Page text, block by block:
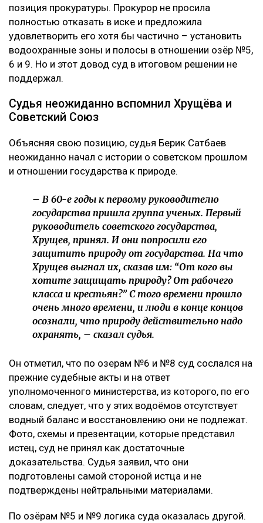
позиция прокуратуры. Прокурор не просила
полностью отказать в иске и предложила
удовлетворить его хотя бы частично – установить
водоохранные зоны и полосы в отношении озёр №5,
6 и 9. Но и этот довод суд в итоговом решении не
поддержал.
Судья неожиданно вспомнил Хрущёва и
Советский Союз
Объясняя свою позицию, судья Берик Сатбаев
неожиданно начал с истории о советском прошлом
и отношении государства к природе.
– В 60-е годы к первому руководителю
государства пришла группа ученых. Первый
руководитель советского государства,
Хрущев, принял. И они попросили его
защитить природу от государства. На что
Хрущев выгнал их, сказав им: “От кого вы
хотите защищать природу? От рабочего
класса и крестьян?” С того времени прошло
очень много времени, и люди в конце концов
осознали, что природу действительно надо
охранять, – сказал судья.
Он отметил, что по озерам №6 и №8 суд сослался на
прежние судебные акты и на ответ
уполномоченного министерства, из которого, по его
словам, следует, что у этих водоёмов отсутствует
водный баланс и восстановлению они не подлежат.
Фото, схемы и презентации, которые представил
истец, суд не принял как достаточные
доказательства. Судья заявил, что они
подготовлены самой стороной истца и не
подтверждены нейтральными материалами.
По озёрам №5 и №9 логика суда оказалась другой.